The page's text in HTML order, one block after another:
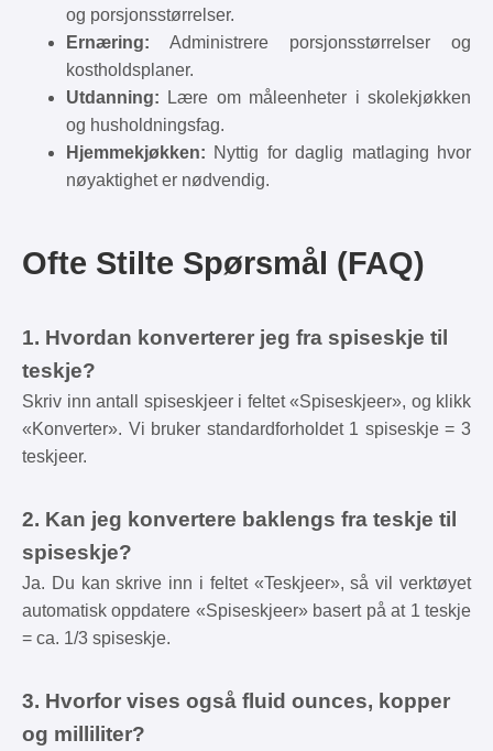
og porsjonsstørrelser.
Ernæring: Administrere porsjonsstørrelser og
kostholdsplaner.
Utdanning: Lære om måleenheter i skolekjøkken
og husholdningsfag.
Hjemmekjøkken: Nyttig for daglig matlaging hvor
nøyaktighet er nødvendig.
Ofte Stilte Spørsmål (FAQ)
1. Hvordan konverterer jeg fra spiseskje til
teskje?
Skriv inn antall spiseskjeer i feltet «Spiseskjeer», og klikk
«Konverter». Vi bruker standardforholdet 1 spiseskje = 3
teskjeer.
2. Kan jeg konvertere baklengs fra teskje til
spiseskje?
Ja. Du kan skrive inn i feltet «Teskjeer», så vil verktøyet
automatisk oppdatere «Spiseskjeer» basert på at 1 teskje
= ca. 1/3 spiseskje.
3. Hvorfor vises også fluid ounces, kopper
og milliliter?